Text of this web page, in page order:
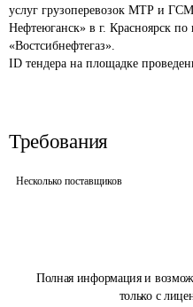
Полная информация и
только с
услуг грузоперевозок МТР и
Нефтеюганск» в г. Красноярск
«Востсибнефтегаз».
ID тендера на площадке
Требования
Несколько поставщиков